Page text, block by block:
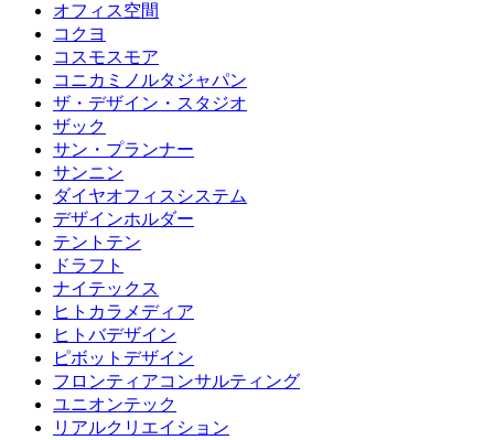
オフィス空間
コクヨ
コスモスモア
コニカミノルタジャパン
ザ・デザイン・スタジオ
ザック
サン・プランナー
サンニン
ダイヤオフィスシステム
デザインホルダー
テントテン
ドラフト
ナイテックス
ヒトカラメディア
ヒトバデザイン
ピボットデザイン
フロンティアコンサルティング
ユニオンテック
リアルクリエイション